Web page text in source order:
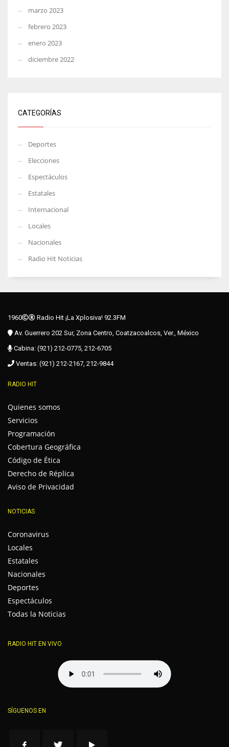
marzo 2023
febrero 2023
enero 2023
diciembre 2022
CATEGORÍAS
Deportes
Elecciones
Espectáculos
Estatales
Internacional
Locales
Nacionales
Radio Hit Noticias
1960
Radio Hit ¡La Xplosiva! 92.3FM
Av. Guerrero 202 Sur, Zona Centro, Coatzacoalcos, Ver., México
Cabina: (921) 212-0775, 212-6705
Ventas: (921) 212-2167, 212-9844
RADIO HIT
Quienes somos
Servicios
Programación
Cobertura Geográfica
Código de Ética
Derecho de Réplica
Aviso de Privacidad
NOTICIAS
Coronavirus
Locales
Estatales
Nacionales
Deportes
Espectáculos
Todas la Noticias
RADIO HIT EN VIVO
SÍGUENOS EN